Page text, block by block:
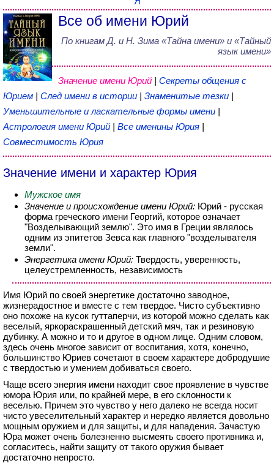
Все об имени Юрий
По книгам Д. и Н. Зима «Тайна имени» и «Тайный
язык имени»
Значение имени Юрий | Секреты общения с
Юрием | След имени в истории | Знаменитые тезки |
Уменьшительные и ласкательные формы имени |
Астрология имени Юрий | Все именины Юрия |
Совместимость Юрия
Значение имени и характер Юрия
Мужское имя
Значение и происхождение имени Юрий: Юрий - русская
форма греческого имени Георгий, которое означает
"Возделывающий землю". Это имя в Греции являлось
одним из эпитетов Зевса как главного "возделывателя
земли".
Энергетика имени Юрий: Твердость, уверенность,
целеустремленность, независимость
Имя Юрий по своей энергетике достаточно заводное,
жизнерадостное и вместе с тем твердое. Чисто субъективно
оно похоже на кусок гуттаперчи, из которой можно сделать как
веселый, яркораскрашенный детский мяч, так и резиновую
дубинку. А можно и то и другое в одном лице. Одним словом,
здесь очень многое зависит от воспитания, хотя, конечно,
большинство Юриев сочетают в своем характере добродушие
с твердостью и умением добиваться своего.
Чаще всего энергия имени находит свое проявление в чувстве
юмора Юрия или, по крайней мере, в его склонности к
веселью. Причем это чувство у него далеко не всегда носит
чисто увеселительный характер и нередко является довольно
мощным оружием и для защиты, и для нападения. Зачастую
Юра может очень болезненно высмеять своего противника и,
согласитесь, найти защиту от такого оружия бывает
достаточно непросто.